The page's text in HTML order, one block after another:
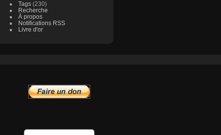
Tags(230)
Recherche
À propos
Notifications RSS
Livre d'or